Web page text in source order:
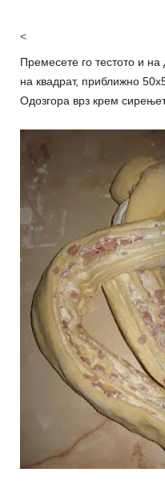
<
Премесете го тестото и
на квадрат, приближно
Одозгора врз крем